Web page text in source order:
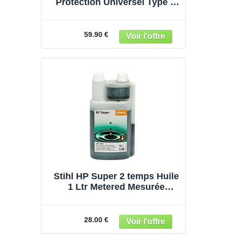
Frontale Uniquement
(575780)
59.90 €
Stihl HP Super 2 temps Huile
1 Ltr Metered Mesurée
28.00 €